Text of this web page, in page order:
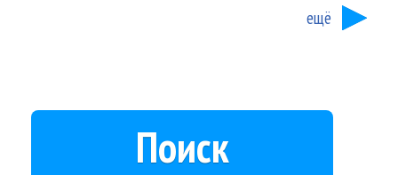
ещё
Поиск